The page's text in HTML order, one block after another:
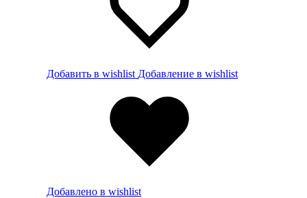
Добавить в wishlist Добавление в wishlist
Добавлено в wishlist